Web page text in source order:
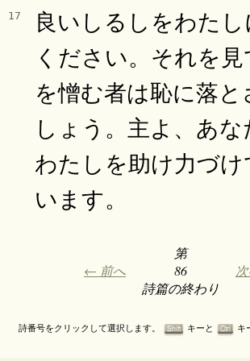
17
良いしるしをわた
ください。それを
を憎む者は恥に落
しょう。主よ、あ
わたしを助け力づけ
います。
← 前へ
第
86
詩篇の終わり
詩番号をクリックして選択します。 Shift キーと Ctrl キ